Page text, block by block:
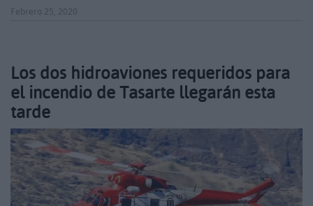
Febrero 25, 2020
Los dos hidroaviones requeridos para
el incendio de Tasarte llegarán esta
tarde